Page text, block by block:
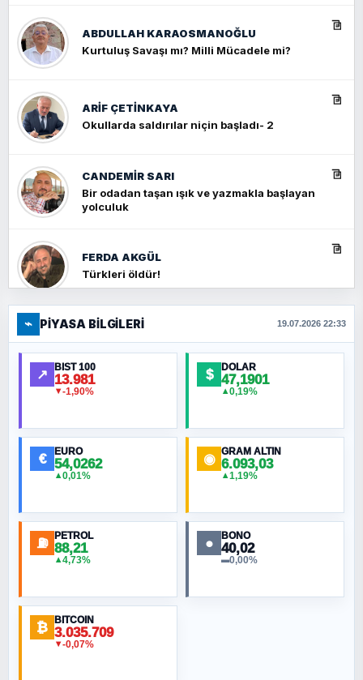
ABDULLAH KARAOSMANOĞLU
Kurtuluş Savaşı mı? Milli Mücadele mi?
ARIF ÇETİNKAYA
Okullarda saldırılar niçin başladı- 2
CANDEMIR SARI
Bir odadan taşan ışık ve yazmakla başlayan
yolculuk
FERDA AKGÜL
Türkleri öldür!
FERHAT BÜYÜKKALKAN
Ankara Zirvesi: NATO Toplantısı mı, Yeni
Ortadoğu Haritasının Provası mı?
MURAT ÖZKAN
NURETTIN BÖLÜK
ORHAN KILIÇOĞLU
Fahişeye beyinli bir müstevli alçağına
⌁ PIYASA BILGILERI 19.07.2026 22:33
↗ BIST 100
13.981
▼-1,90%
$ DOLAR
47,1901
▲0,19%
€ EURO
54,0262
▲0,01%
◉ GRAM ALTIN
6.093,03
▲1,19%
⛽ PETROL
88,21
▲4,73%
● BONO
40,02
▬0,00%
₿ BITCOIN
3.035.709
▼-0,07%